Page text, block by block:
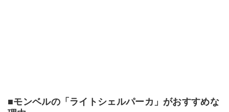
■モンベルの「ライトシェルパーカ」がおすすめな